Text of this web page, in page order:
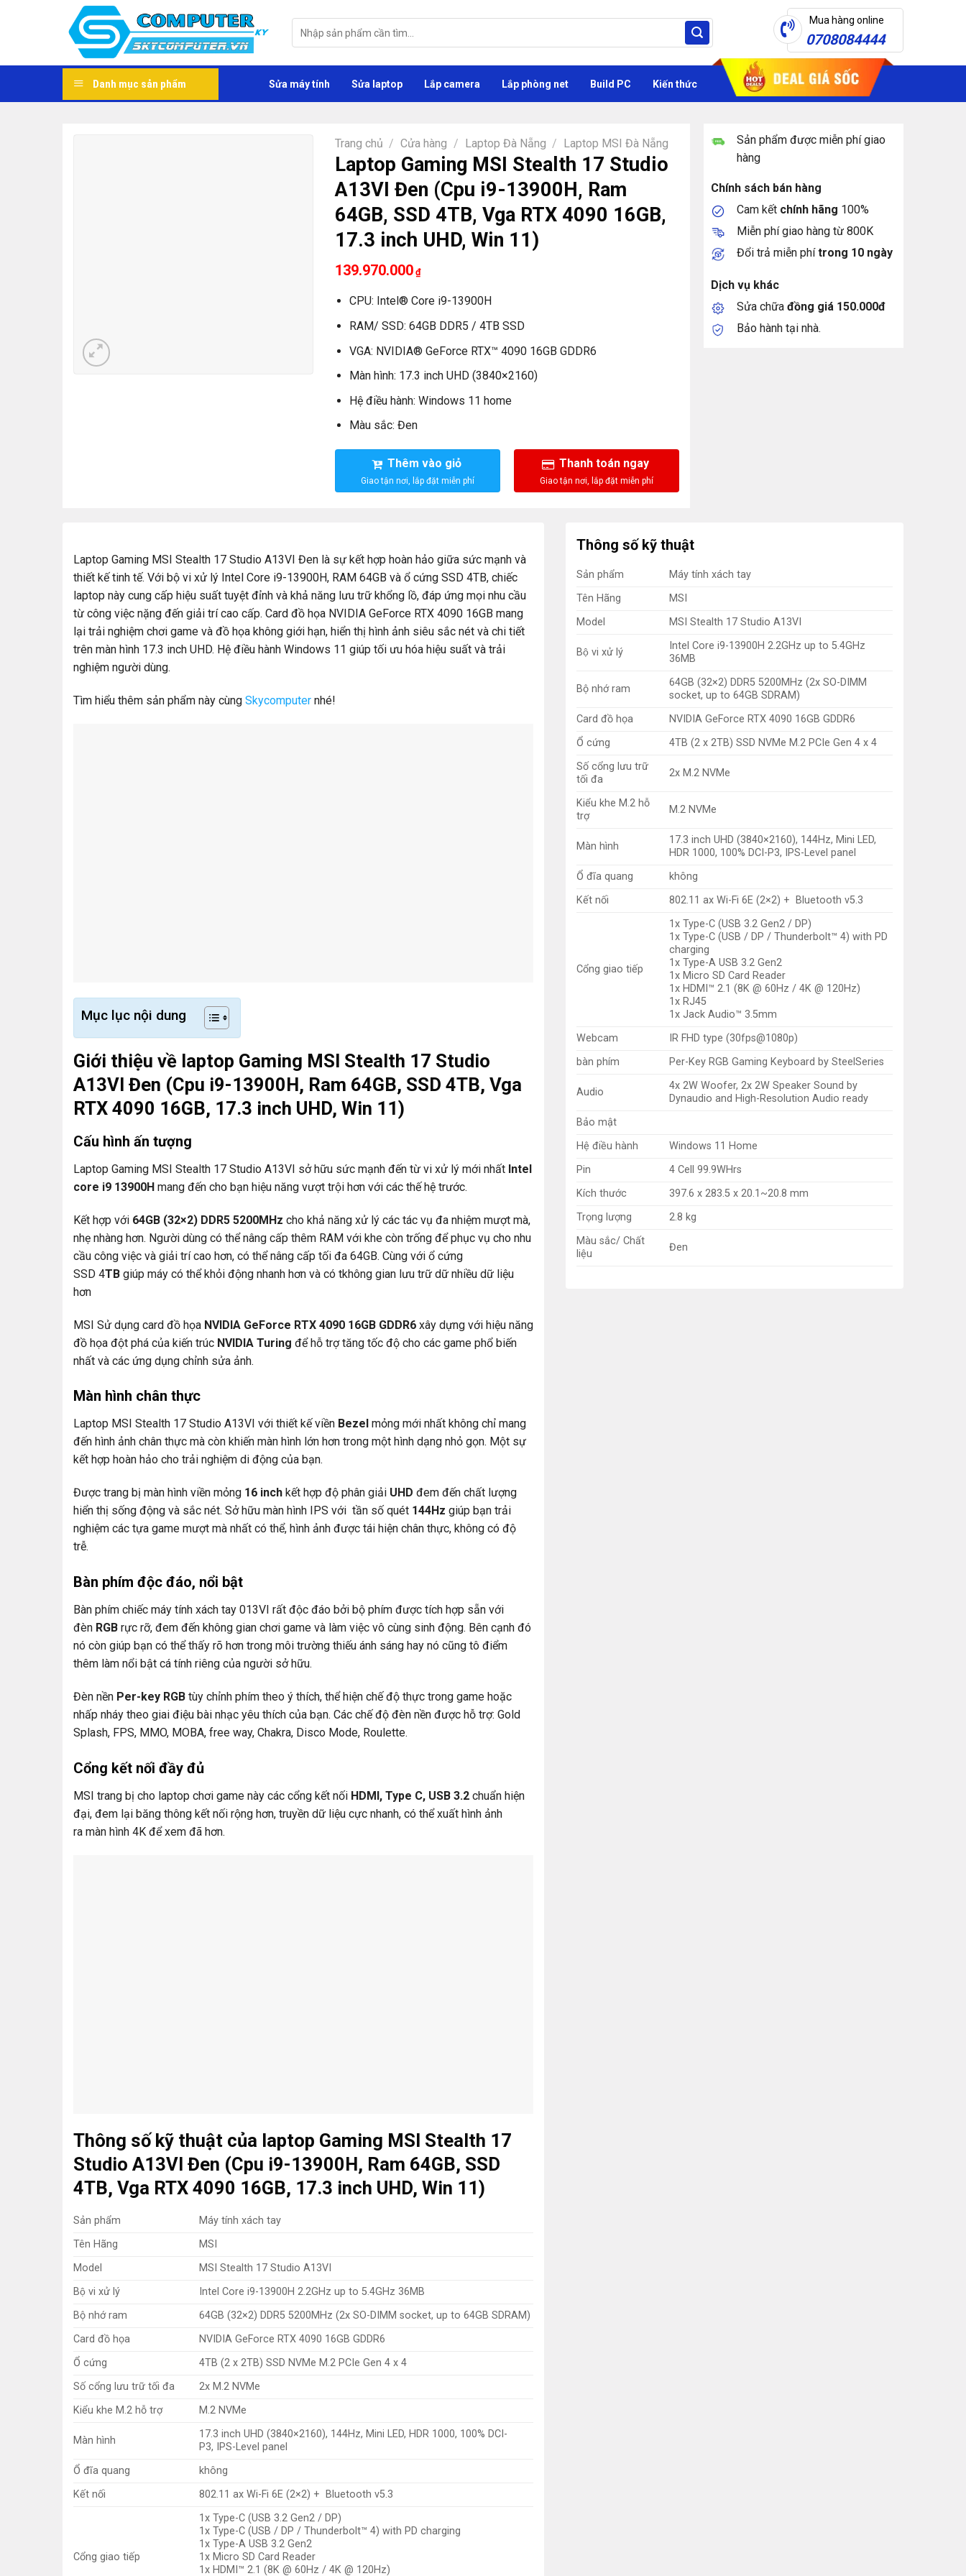
kiếm:
Mua hàng online
0708084444
Danh mục sản phẩm Sửa máy tính Sửa laptop Lắp camera Lắp phòng net Build PC Kiến thức
Trang chủ / Cửa hàng / Laptop Đà Nẵng / Laptop MSI Đà Nẵng
Laptop Gaming MSI Stealth 17 Studio
A13VI Đen (Cpu i9-13900H, Ram
64GB, SSD 4TB, Vga RTX 4090 16GB,
17.3 inch UHD, Win 11)
139.970.000 ₫
CPU: Intel® Core i9-13900H
RAM/ SSD: 64GB DDR5 / 4TB SSD
VGA: NVIDIA® GeForce RTX™ 4090 16GB GDDR6
Màn hình: 17.3 inch UHD (3840×2160)
Hệ điều hành: Windows 11 home
Màu sắc: Đen
Thêm vào giỏ Thanh toán ngay
Sản phẩm được miễn phí giao
hàng
Chính sách bán hàng
Cam kết chính hãng 100%
Miễn phí giao hàng từ 800K
Đổi trả miễn phítrong 10 ngày
Dịch vụ khác
Sửa chữađồng giá 150.000đ
Bảo hành tại nhà.
Laptop Gaming MSI Stealth 17 Studio A13VI Đen là sự kết hợp hoàn hảo giữa sức mạnh và
thiết kế tinh tế. Với bộ vi xử lý Intel Core i9-13900H, RAM 64GB và ổ cứng SSD 4TB, chiếc
laptop này cung cấp hiệu suất tuyệt đỉnh và khả năng lưu trữ khổng lồ, đáp ứng mọi nhu cầu
từ công việc nặng đến giải trí cao cấp. Card đồ họa NVIDIA GeForce RTX 4090 16GB mang
lại trải nghiệm chơi game và đồ họa không giới hạn, hiển thị hình ảnh siêu sắc nét và chi tiết
trên màn hình 17.3 inch UHD. Hệ điều hành Windows 11 giúp tối ưu hóa hiệu suất và trải
nghiệm người dùng.
Tìm hiểu thêm sản phẩm này cùng Skycomputer nhé!
Mục lục nội dung
Giới thiệu về laptop Gaming MSI Stealth 17 Studio
A13VI Đen (Cpu i9-13900H, Ram 64GB, SSD 4TB, Vga
RTX 4090 16GB, 17.3 inch UHD, Win 11)
Cấu hình ấn tượng
Laptop Gaming MSI Stealth 17 Studio A13VI sở hữu sức mạnh đến từ vi xử lý mới nhất Intel
core i9 13900H mang đến cho bạn hiệu năng vượt trội hơn với các thế hệ trước.
Kết hợp với 64GB (32×2) DDR5 5200MHz cho khả năng xử lý các tác vụ đa nhiệm mượt mà,
nhẹ nhàng hơn. Người dùng có thể nâng cấp thêm RAM với khe còn trống để phục vụ cho nhu
cầu công việc và giải trí cao hơn, có thể nâng cấp tối đa 64GB. Cùng với ổ cứng
SSD 4TB giúp máy có thể khỏi động nhanh hơn và có tkhông gian lưu trữ dữ nhiều dữ liệu
hơn
MSI Sử dụng card đồ họa NVIDIA GeForce RTX 4090 16GB GDDR6 xây dựng với hiệu năng
đồ họa đột phá của kiến trúc NVIDIA Turing để hỗ trợ tăng tốc độ cho các game phổ biến
nhất và các ứng dụng chỉnh sửa ảnh.
Màn hình chân thực
Laptop MSI Stealth 17 Studio A13VI với thiết kế viền Bezel mỏng mới nhất không chỉ mang
đến hình ảnh chân thực mà còn khiến màn hình lớn hơn trong một hình dạng nhỏ gọn. Một sự
kết hợp hoàn hảo cho trải nghiệm di động của bạn.
Được trang bị màn hình viền mỏng 16 inch kết hợp độ phân giải UHD đem đến chất lượng
hiển thị sống động và sắc nét. Sở hữu màn hình IPS với tần số quét 144Hz giúp bạn trải
nghiệm các tựa game mượt mà nhất có thể, hình ảnh được tái hiện chân thực, không có độ
trễ.
Bàn phím độc đáo, nổi bật
Bàn phím chiếc máy tính xách tay 013VI rất độc đáo bởi bộ phím được tích hợp sẵn với
đèn RGB rực rỡ, đem đến không gian chơi game và làm việc vô cùng sinh động. Bên cạnh đó
nó còn giúp bạn có thể thấy rõ hơn trong môi trường thiếu ánh sáng hay nó cũng tô điểm
thêm làm nổi bật cá tính riêng của người sở hữu.
Đèn nền Per-key RGB tùy chỉnh phím theo ý thích, thể hiện chế độ thực trong game hoặc
nhấp nháy theo giai điệu bài nhạc yêu thích của bạn. Các chế độ đèn nền được hỗ trợ: Gold
Splash, FPS, MMO, MOBA, free way, Chakra, Disco Mode, Roulette.
Cổng kết nối đầy đủ
MSI trang bị cho laptop chơi game này các cổng kết nối HDMI, Type C, USB 3.2 chuẩn hiện
đại, đem lại băng thông kết nối rộng hơn, truyền dữ liệu cực nhanh, có thể xuất hình ảnh
ra màn hình 4K để xem đã hơn.
Thông số kỹ thuật của laptop Gaming MSI Stealth 17
Studio A13VI Đen (Cpu i9-13900H, Ram 64GB, SSD
4TB, Vga RTX 4090 16GB, 17.3 inch UHD, Win 11)
Sản phẩm
Máy tính xách tay
Tên Hãng
MSI
Model
MSI Stealth 17 Studio A13VI
Bộ vi xử lý
Intel Core i9-13900H 2.2GHz up to 5.4GHz 36MB
Bộ nhớ ram
64GB (32×2) DDR5 5200MHz (2x SO-DIMM socket, up to 64GB SDRAM)
Card đồ họa
NVIDIA GeForce RTX 4090 16GB GDDR6
Ổ cứng
4TB (2 x 2TB) SSD NVMe M.2 PCIe Gen 4 x 4
Số cổng lưu trữ tối đa
2x M.2 NVMe
Kiểu khe M.2 hỗ trợ
M.2 NVMe
Màn hình
17.3 inch UHD (3840×2160), 144Hz, Mini LED, HDR 1000, 100% DCI-
P3, IPS-Level panel
Ổ đĩa quang
không
Kết nối
802.11 ax Wi-Fi 6E (2×2) + Bluetooth v5.3
Cổng giao tiếp
1x Type-C (USB 3.2 Gen2 / DP)
1x Type-C (USB / DP / Thunderbolt™ 4) with PD charging
1x Type-A USB 3.2 Gen2
1x Micro SD Card Reader
1x HDMI™ 2.1 (8K @ 60Hz / 4K @ 120Hz)
Thông số kỹ thuật
Sản phẩm
Máy tính xách tay
Tên Hãng
MSI
Model
MSI Stealth 17 Studio A13VI
Bộ vi xử lý
Intel Core i9-13900H 2.2GHz up to 5.4GHz
36MB
Bộ nhớ ram
64GB (32×2) DDR5 5200MHz (2x SO-DIMM
socket, up to 64GB SDRAM)
Card đồ họa
NVIDIA GeForce RTX 4090 16GB GDDR6
Ổ cứng
4TB (2 x 2TB) SSD NVMe M.2 PCIe Gen 4 x 4
Số cổng lưu trữ
tối đa
2x M.2 NVMe
Kiểu khe M.2 hỗ
trợ
M.2 NVMe
Màn hình
17.3 inch UHD (3840×2160), 144Hz, Mini LED,
HDR 1000, 100% DCI-P3, IPS-Level panel
Ổ đĩa quang
không
Kết nối
802.11 ax Wi-Fi 6E (2×2) + Bluetooth v5.3
Cổng giao tiếp
1x Type-C (USB 3.2 Gen2 / DP)
1x Type-C (USB / DP / Thunderbolt™ 4) with PD
charging
1x Type-A USB 3.2 Gen2
1x Micro SD Card Reader
1x HDMI™ 2.1 (8K @ 60Hz / 4K @ 120Hz)
1x RJ45
1x Jack Audio™ 3.5mm
Webcam
IR FHD type (30fps@1080p)
bàn phím
Per-Key RGB Gaming Keyboard by SteelSeries
Audio
4x 2W Woofer, 2x 2W Speaker Sound by
Dynaudio and High-Resolution Audio ready
Bảo mật
Hệ điều hành
Windows 11 Home
Pin
4 Cell 99.9WHrs
Kích thước
397.6 x 283.5 x 20.1~20.8 mm
Trọng lượng
2.8 kg
Màu sắc/ Chất
liệu
Đen